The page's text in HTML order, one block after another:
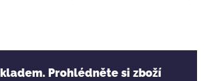
Prohlédněte si zboží